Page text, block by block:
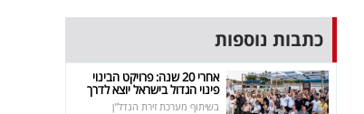
כתבות נוספות
אחרי 20 שנה: פרויקט הבינוי
פינוי הגדול בישראל יוצא לדרך
בשיתוף מערכת זירת הנדל"ן